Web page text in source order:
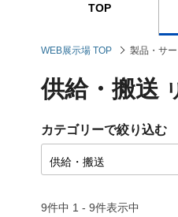
TOP
WEB展示場 TOP 製品・サー
供給・搬送
カテゴリーで絞り込む
9件中 1 - 9件表示中